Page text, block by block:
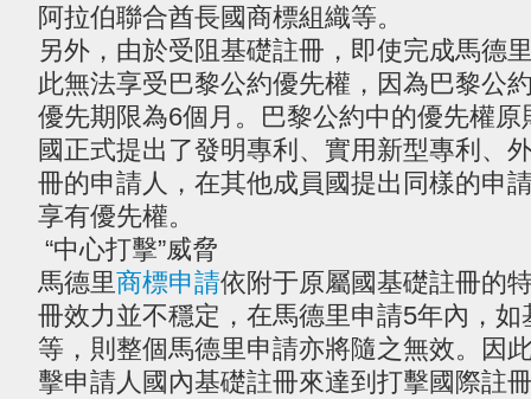
阿拉伯聯合酋長國商標組織等。
另外，由於受阻基礎註冊，即使完成馬德
此無法享受巴黎公約優先權，因為巴黎公
優先期限為6個月。巴黎公約中的優先權
國正式提出了發明專利、實用新型專利、
冊的申請人，在其他成員國提出同樣的申
享有優先權。
“中心打擊”威脅
馬德里商標申請依附于原屬國基礎註冊的
冊效力並不穩定，在馬德里申請5年內，
等，則整個馬德里申請亦將隨之無效。因
擊申請人國內基礎註冊來達到打擊國際註